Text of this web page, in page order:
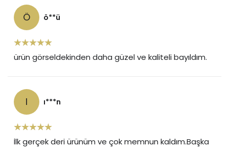
Ö ö**ü
ürün görseldekinden daha güzel ve kaliteli bayıldım.
I ı***n
İlk gerçek deri ürünüm ve çok memnun kaldım.Başka